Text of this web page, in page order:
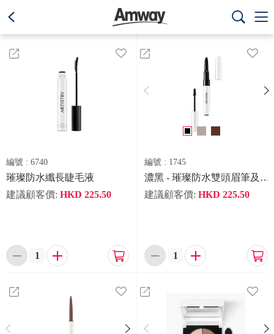
 

編號 : 6740
璀璨防水纖長睫毛液
建議顧客價: HKD 225.50
  
編號 : 1745
濃黑 - 璀璨防水雙頭眉筆及染眉膏
 
建議顧客價: HKD 225.50
  
   